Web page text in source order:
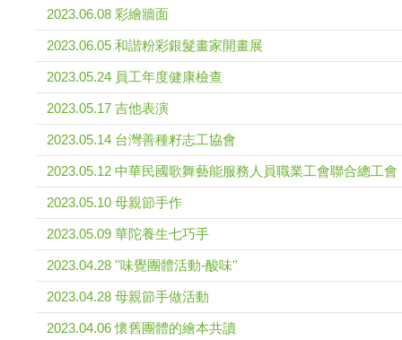
2023.06.08 彩繪牆面
2023.06.05 和諧粉彩銀髮畫家開畫展
2023.05.24 員工年度健康檢查
2023.05.17 吉他表演
2023.05.14 台灣善種籽志工協會
2023.05.12 中華民國歌舞藝能服務人員職業工會聯合總工會
2023.05.10 母親節手作
2023.05.09 華陀養生七巧手
2023.04.28 ''味覺團體活動-酸味''
2023.04.28 母親節手做活動
2023.04.06 懷舊團體的繪本共讀